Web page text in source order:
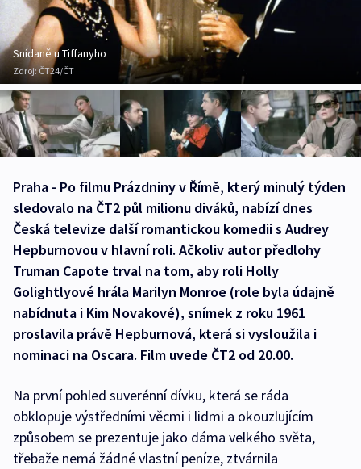
Snídaně u Tiffanyho
Zdroj:ČT24/ČT
Praha - Po filmu Prázdniny v Římě, který minulý týden
sledovalo na ČT2 půl milionu diváků, nabízí dnes
Česká televize další romantickou komedii s Audrey
Hepburnovou v hlavní roli. Ačkoliv autor předlohy
Truman Capote trval na tom, aby roli Holly
Golightlyové hrála Marilyn Monroe (role byla údajně
nabídnuta i Kim Novakové), snímek z roku 1961
proslavila právě Hepburnová, která si vysloužila i
nominaci na Oscara. Film uvede ČT2 od 20.00.
Na první pohled suverénní dívku, která se ráda
obklopuje výstředními věcmi i lidmi a okouzlujícím
způsobem se prezentuje jako dáma velkého světa,
třebaže nemá žádné vlastní peníze, ztvárnila